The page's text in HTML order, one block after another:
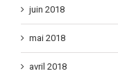
juin 2018
mai 2018
avril 2018